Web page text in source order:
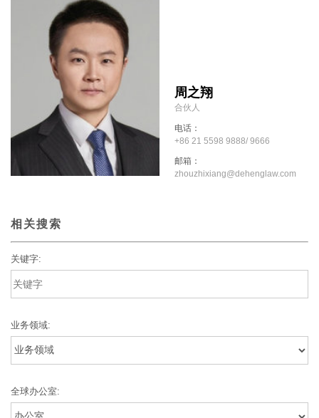
周之翔
合伙人
电话：
+86 21 5598 9888/ 9666
邮箱：
zhouzhixiang@dehenglaw.com
相关搜索
关键字:
业务领域:
全球办公室: